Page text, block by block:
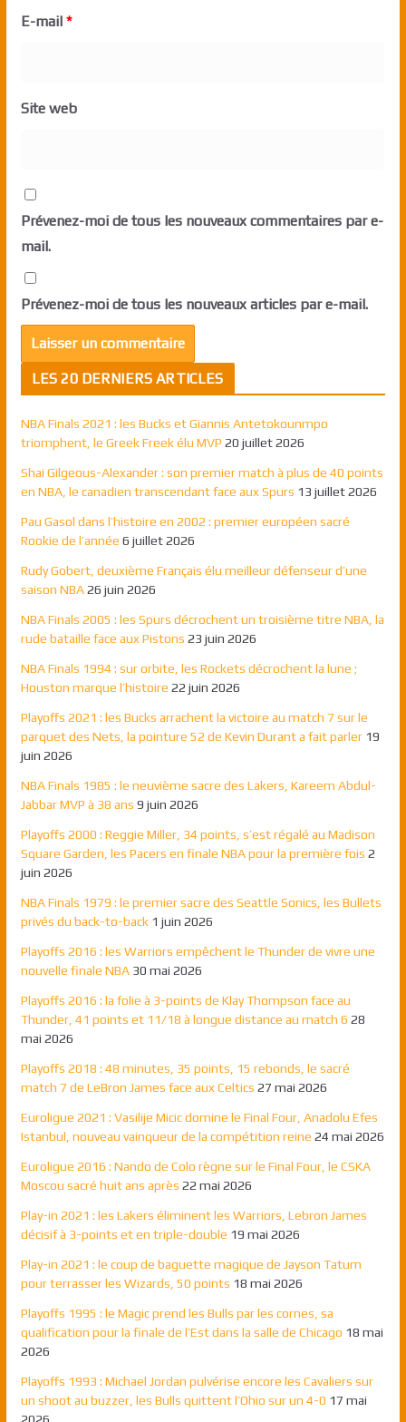
E-mail *
Site web
Prévenez-moi de tous les nouveaux commentaires par e-
mail.
Prévenez-moi de tous les nouveaux articles par e-mail.
LES 20 DERNIERS ARTICLES
NBA Finals 2021 : les Bucks et Giannis Antetokounmpo
triomphent, le Greek Freek élu MVP 20 juillet 2026
Shai Gilgeous-Alexander : son premier match à plus de 40 points
en NBA, le canadien transcendant face aux Spurs 13 juillet 2026
Pau Gasol dans l’histoire en 2002 : premier européen sacré
Rookie de l’année 6 juillet 2026
Rudy Gobert, deuxième Français élu meilleur défenseur d’une
saison NBA 26 juin 2026
NBA Finals 2005 : les Spurs décrochent un troisième titre NBA, la
rude bataille face aux Pistons 23 juin 2026
NBA Finals 1994 : sur orbite, les Rockets décrochent la lune ;
Houston marque l’histoire 22 juin 2026
Playoffs 2021 : les Bucks arrachent la victoire au match 7 sur le
parquet des Nets, la pointure 52 de Kevin Durant a fait parler 19
juin 2026
NBA Finals 1985 : le neuvième sacre des Lakers, Kareem Abdul-
Jabbar MVP à 38 ans 9 juin 2026
Playoffs 2000 : Reggie Miller, 34 points, s’est régalé au Madison
Square Garden, les Pacers en finale NBA pour la première fois 2
juin 2026
NBA Finals 1979 : le premier sacre des Seattle Sonics, les Bullets
privés du back-to-back 1 juin 2026
Playoffs 2016 : les Warriors empêchent le Thunder de vivre une
nouvelle finale NBA 30 mai 2026
Playoffs 2016 : la folie à 3-points de Klay Thompson face au
Thunder, 41 points et 11/18 à longue distance au match 6 28
mai 2026
Playoffs 2018 : 48 minutes, 35 points, 15 rebonds, le sacré
match 7 de LeBron James face aux Celtics 27 mai 2026
Euroligue 2021 : Vasilije Micic domine le Final Four, Anadolu Efes
Istanbul, nouveau vainqueur de la compétition reine 24 mai 2026
Euroligue 2016 : Nando de Colo règne sur le Final Four, le CSKA
Moscou sacré huit ans après 22 mai 2026
Play-in 2021 : les Lakers éliminent les Warriors, Lebron James
décisif à 3-points et en triple-double 19 mai 2026
Play-in 2021 : le coup de baguette magique de Jayson Tatum
pour terrasser les Wizards, 50 points 18 mai 2026
Playoffs 1995 : le Magic prend les Bulls par les cornes, sa
qualification pour la finale de l’Est dans la salle de Chicago 18 mai
2026
Playoffs 1993 : Michael Jordan pulvérise encore les Cavaliers sur
un shoot au buzzer, les Bulls quittent l’Ohio sur un 4-0 17 mai